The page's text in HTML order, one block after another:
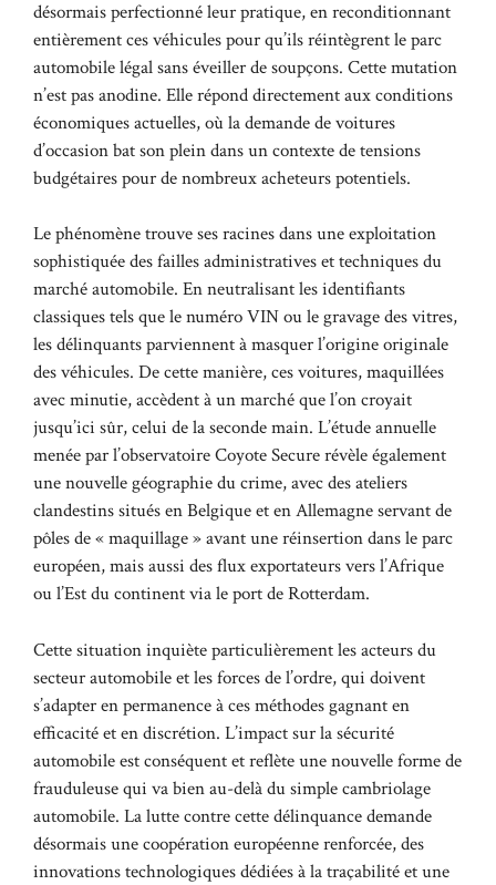
désormais perfectionné leur pratique, en reconditionnant
entièrement ces véhicules pour qu’ils réintègrent le parc
automobile légal sans éveiller de soupçons. Cette mutation
n’est pas anodine. Elle répond directement aux conditions
économiques actuelles, où la demande de voitures
d’occasion bat son plein dans un contexte de tensions
budgétaires pour de nombreux acheteurs potentiels.
Le phénomène trouve ses racines dans une exploitation
sophistiquée des failles administratives et techniques du
marché automobile. En neutralisant les identifiants
classiques tels que le numéro VIN ou le gravage des vitres,
les délinquants parviennent à masquer l’origine originale
des véhicules. De cette manière, ces voitures, maquillées
avec minutie, accèdent à un marché que l’on croyait
jusqu’ici sûr, celui de la seconde main. L’étude annuelle
menée par l’observatoire Coyote Secure révèle également
une nouvelle géographie du crime, avec des ateliers
clandestins situés en Belgique et en Allemagne servant de
pôles de « maquillage » avant une réinsertion dans le parc
européen, mais aussi des flux exportateurs vers l’Afrique
ou l’Est du continent via le port de Rotterdam.
Cette situation inquiète particulièrement les acteurs du
secteur automobile et les forces de l’ordre, qui doivent
s’adapter en permanence à ces méthodes gagnant en
efficacité et en discrétion. L’impact sur la sécurité
automobile est conséquent et reflète une nouvelle forme de
frauduleuse qui va bien au-delà du simple cambriolage
automobile. La lutte contre cette délinquance demande
désormais une coopération européenne renforcée, des
innovations technologiques dédiées à la traçabilité et une